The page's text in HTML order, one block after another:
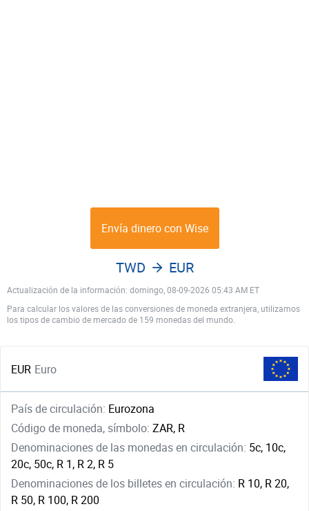
Envía dinero con Wise
Actualización de la información: domingo, 08-09-2026 05:43 AM ET
TWD EUR
Para calcular los valores de las conversiones de moneda extranjera, utilizamos
los tipos de cambio de mercado de 159 monedas del mundo.
EUR Euro
País de circulación: Eurozona
Código de moneda, símbolo: ZAR, R
Denominaciones de las monedas en circulación: 5c, 10c,
20c, 50c, R 1, R 2, R 5
Denominaciones de los billetes en circulación: R 10, R 20,
R 50, R 100, R 200